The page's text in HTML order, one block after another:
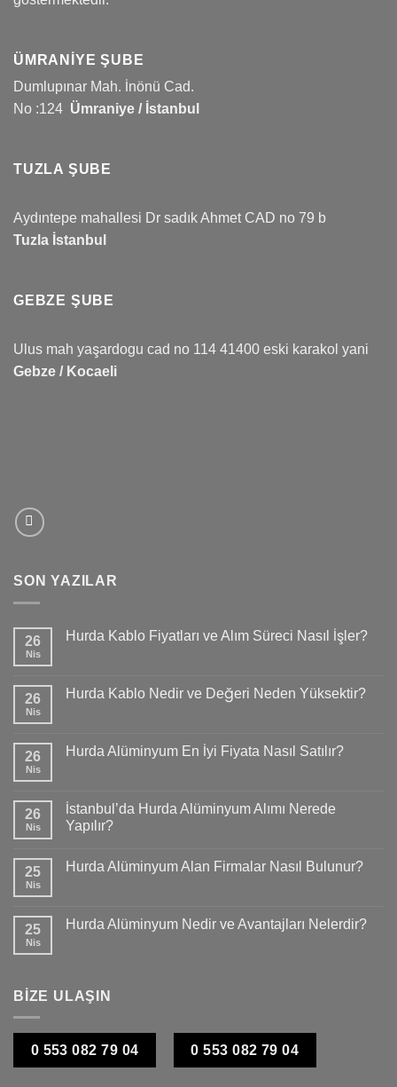
ÜMRANIYE ŞUBE
Dumlupınar Mah. İnönü Cad.
No :124 Ümraniye / İstanbul
TUZLA ŞUBE
Aydıntepe mahallesi Dr sadık Ahmet CAD no 79 b
Tuzla İstanbul
GEBZE ŞUBE
Ulus mah yaşardogu cad no 114 41400 eski karakol yani
Gebze / Kocaeli
SON YAZILAR
26
Nis
Hurda Kablo Fiyatları ve Alım Süreci Nasıl İşler?
26
Nis
Hurda Kablo Nedir ve Değeri Neden Yüksektir?
26
Nis
Hurda Alüminyum En İyi Fiyata Nasıl Satılır?
26
Nis
İstanbul’da Hurda Alüminyum Alımı Nerede
Yapılır?
25
Nis
Hurda Alüminyum Alan Firmalar Nasıl Bulunur?
25
Nis
Hurda Alüminyum Nedir ve Avantajları Nelerdir?
BİZE ULAŞIN
0 553 082 79 04 0 553 082 79 04